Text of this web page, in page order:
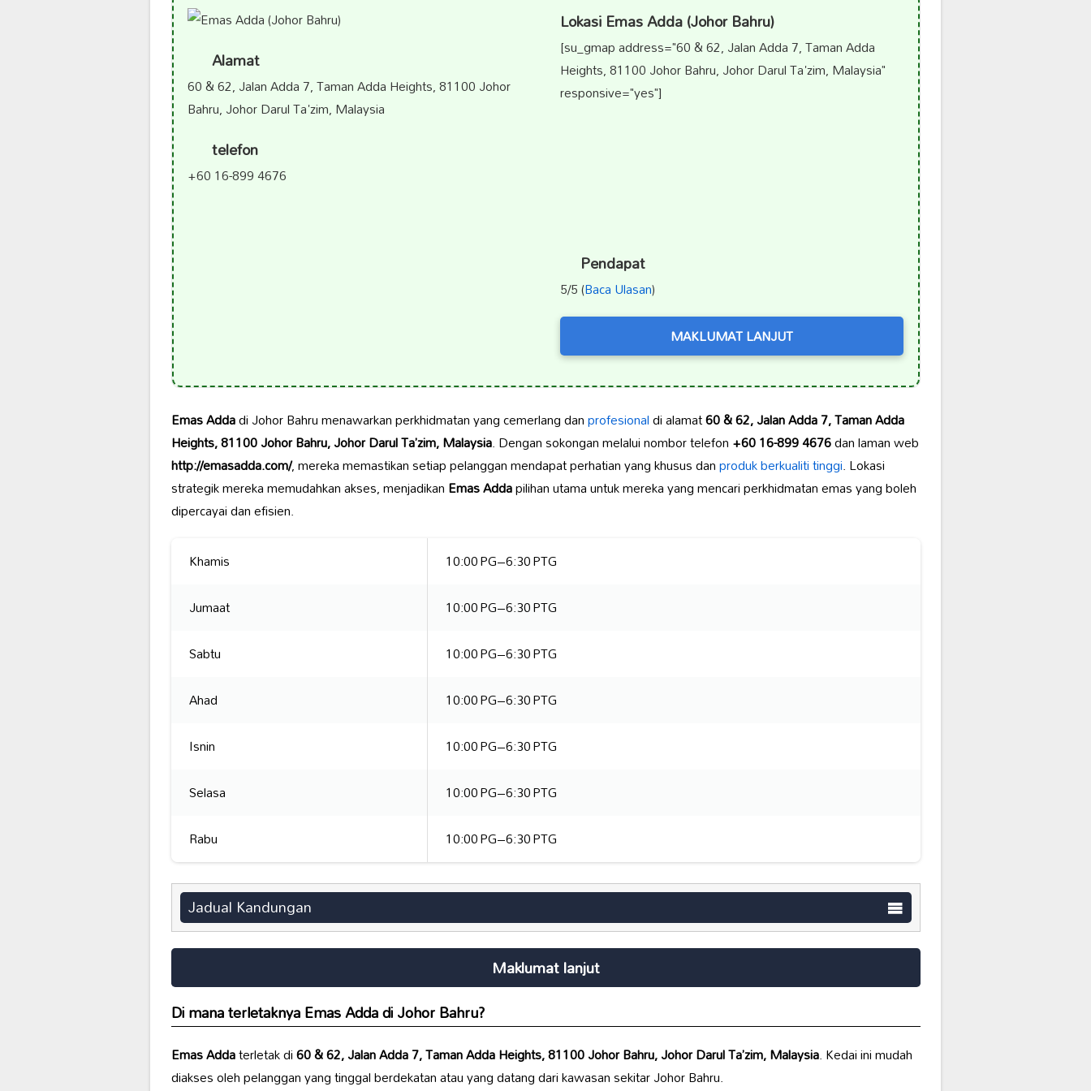
Alamat
60 & 62, Jalan Adda 7, Taman Adda Heights, 81100 Johor
Bahru, Johor Darul Ta'zim, Malaysia
telefon
+60 16-899 4676
Lokasi Emas Adda (Johor Bahru)
[su_gmap address="60 & 62, Jalan Adda 7, Taman Adda
Heights, 81100 Johor Bahru, Johor Darul Ta'zim, Malaysia"
responsive="yes"]
Pendapat
5/5 (Baca Ulasan)
MAKLUMAT LANJUT
Emas Addadi Johor Bahru menawarkan perkhidmatan yang cemerlang danprofesionaldi alamat60 & 62, Jalan Adda 7, Taman Adda
Heights, 81100 Johor Bahru, Johor Darul Ta’zim, Malaysia. Dengan sokongan melalui nombor telefon+60 16-899 4676dan laman web
http://emasadda.com/, mereka memastikan setiap pelanggan mendapat perhatian yang khusus danproduk berkualiti tinggi. Lokasi
strategik mereka memudahkan akses, menjadikanEmas Addapilihan utama untuk mereka yang mencari perkhidmatan emas yang boleh
dipercayai dan efisien.
Khamis
10:00 PG–6:30 PTG
Jumaat
10:00 PG–6:30 PTG
Sabtu
10:00 PG–6:30 PTG
Ahad
10:00 PG–6:30 PTG
Isnin
10:00 PG–6:30 PTG
Selasa
10:00 PG–6:30 PTG
Rabu
10:00 PG–6:30 PTG
Jadual Kandungan
Maklumat lanjut
Di mana terletaknyaEmas Addadi Johor Bahru?
Emas Addaterletak di60 & 62, Jalan Adda 7, Taman Adda Heights, 81100 Johor Bahru, Johor Darul Ta’zim, Malaysia. Kedai ini mudah
diakses oleh pelanggan yang tinggal berdekatan atau yang datang dari kawasan sekitar Johor Bahru.